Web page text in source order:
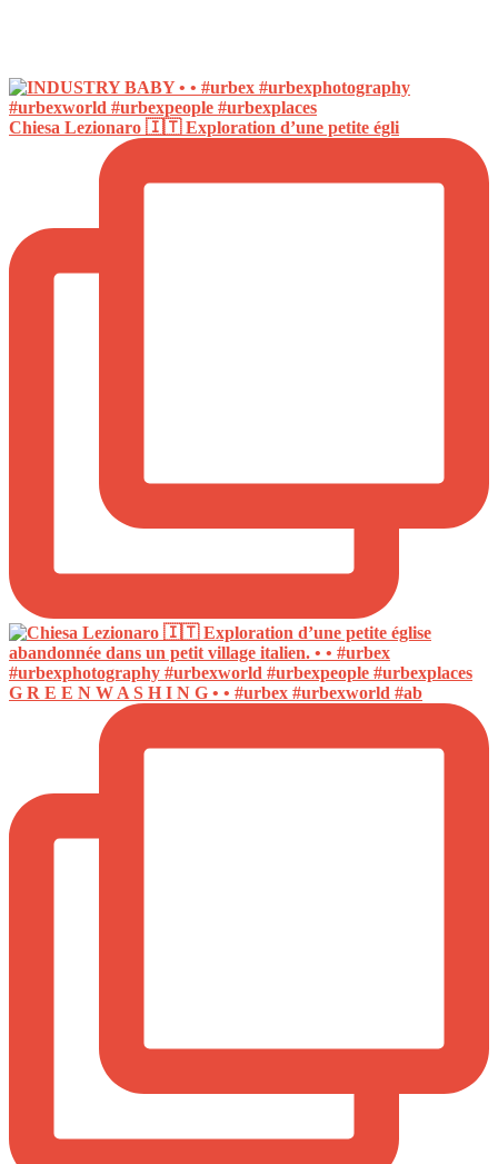
Chiesa Lezionaro 🇮🇹 Exploration d’une petite égli
G R E E N W A S H I N G • • #urbex #urbexworld #ab